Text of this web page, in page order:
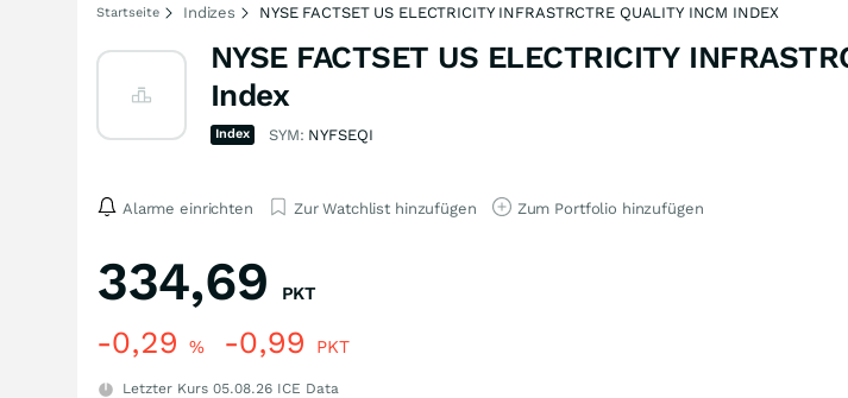
Startseite Indizes NYSE FACTSET US ELECTRICITY INFRASTRCTRE QUALITY INCM INDEX
NYSE FACTSET US ELECTRICITY
Index
Index SYM: NYFSEQI
Alarme einrichten Zur Watchlist hinzufügen Zum Portfolio hinzufügen
334,69 PKT
-0,29 % -0,99 PKT
Letzter Kurs 05.08.26 ICE Data